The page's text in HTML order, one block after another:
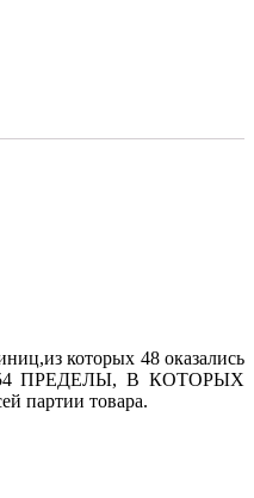
которых 48 оказались
0,954 ПРЕДЕЛЫ, В КОТОРЫХ
партии товара.